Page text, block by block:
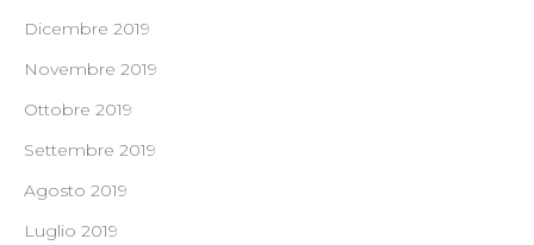
Dicembre 2019
Novembre 2019
Ottobre 2019
Settembre 2019
Agosto 2019
Luglio 2019